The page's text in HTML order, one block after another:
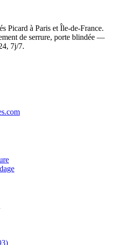
Picard à Paris et Île-de-France.
de serrure, porte blindée —
7j/7.